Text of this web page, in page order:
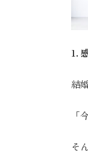
1.
結
「
そ